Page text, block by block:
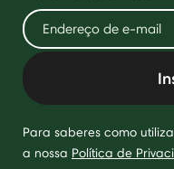
Para saberes como
a nossa Política de